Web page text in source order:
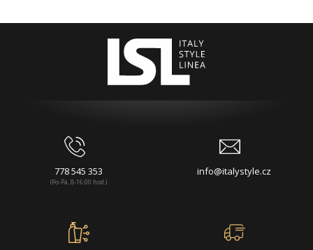
778 545 353
(Po-Pá, 8-16:00 hod.)
info@italystyle.cz